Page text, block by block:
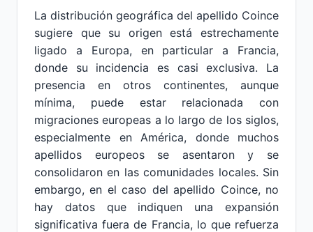
La distribución geográfica del apellido Coince
sugiere que su origen está estrechamente
ligado a Europa, en particular a Francia,
donde su incidencia es casi exclusiva. La
presencia en otros continentes, aunque
mínima, puede estar relacionada con
migraciones europeas a lo largo de los siglos,
especialmente en América, donde muchos
apellidos europeos se asentaron y se
consolidaron en las comunidades locales. Sin
embargo, en el caso del apellido Coince, no
hay datos que indiquen una expansión
significativa fuera de Francia, lo que refuerza